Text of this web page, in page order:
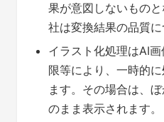
果が意図しないもの
社は変換結果の品質に
イラスト化処理はAI
限等により、一時的
ます。その場合は、
のまま表示されます。